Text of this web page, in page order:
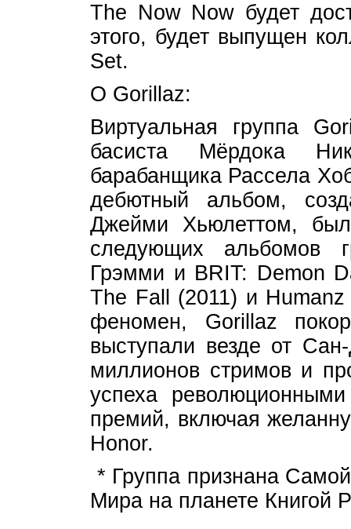
The Now Now будет
этого, будет выпущен
Set.
О Gorillaz:
Виртуальная группа
басиста Мёрдока
барабанщика Рассела
дебютный альбом,
Джейми Хьюлеттом,
следующих альбомов
Грэмми и BRIT: Demon
The Fall (2011) и
феномен, Gorillaz
выступали везде от
миллионов стримов и
успеха
премий, включая
Honor.
* Группа признана
Мира на планете Книгой